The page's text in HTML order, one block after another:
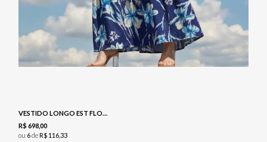
VESTIDO LONGO EST FLORAL - NAVY
R$ 69800
ou 6deR$ 11633